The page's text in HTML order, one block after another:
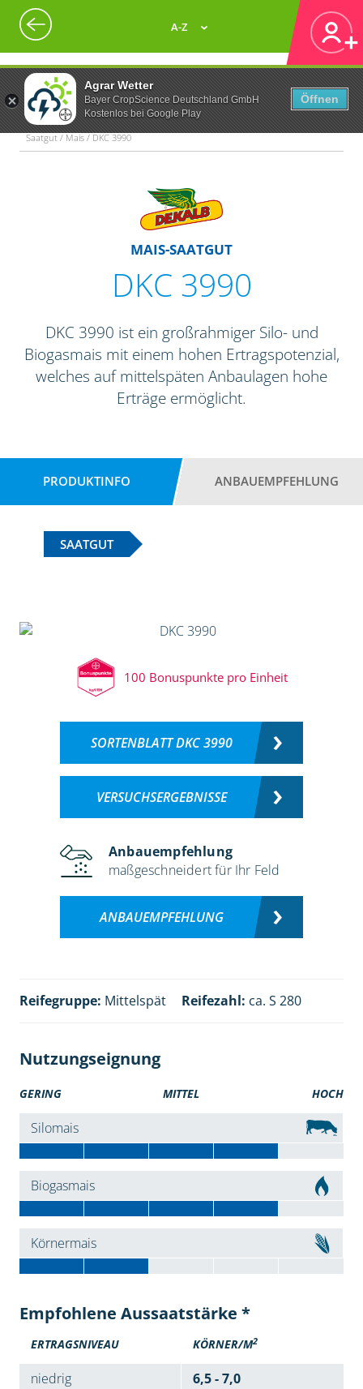
Agrar Wetter
Bayer CropScience Deutschland GmbH
Kostenlos bei Google Play
Öffnen
A-Z
Saatgut / Mais / DKC 3990
MAIS-SAATGUT
DKC 3990
DKC 3990 ist ein großrahmiger Silo- und
Biogasmais mit einem hohen Ertragspotenzial,
welches auf mittelspäten Anbaulagen hohe
Erträge ermöglicht.
PRODUKTINFO ANBAUEMPFEHLUNG
SAATGUT
100 Bonuspunkte pro Einheit
SORTENBLATT DKC 3990
VERSUCHSERGEBNISSE
Anbauempfehlung
maßgeschneidert für Ihr Feld
ANBAUEMPFEHLUNG
Reifegruppe: Mittelspät Reifezahl: ca. S 280
Nutzungseignung
GERING MITTEL HOCH
Silomais
Biogasmais
Körnermais
Empfohlene Aussaatstärke *
ERTRAGSNIVEAU KÖRNER/M2
niedrig
6,5 - 7,0